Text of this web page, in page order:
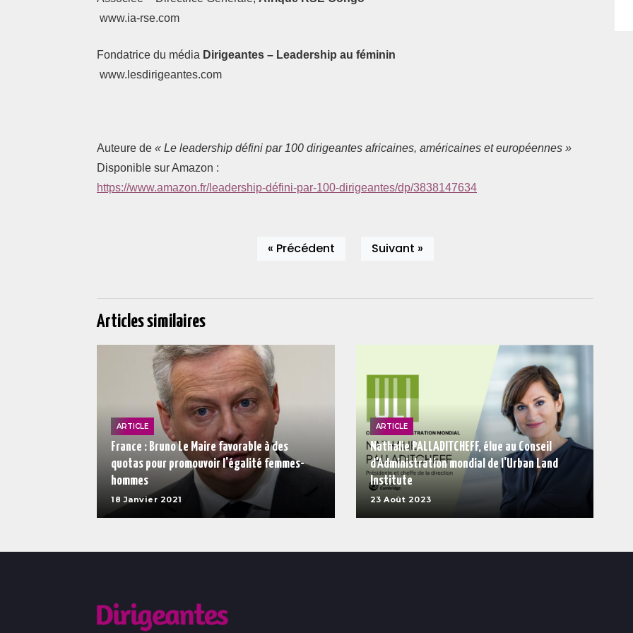
www.ia-rse.com
Fondatrice du média Dirigeantes – Leadership au féminin
www.lesdirigeantes.com
Auteure de « Le leadership défini par 100 dirigeantes africaines, américaines et européennes »
Disponible sur Amazon :
https://www.amazon.fr/leadership-défini-par-100-dirigeantes/dp/3838147634
« Précédent Suivant »
Articles similaires
ARTICLE
France : Bruno Le Maire favorable à des
quotas pour promouvoir l'égalité femmes-
hommes
18 Janvier 2021
ARTICLE
Nathalie PALLADITCHEFF, élue au Conseil
d'Administration mondial de l'Urban Land
Institute
23 Août 2023